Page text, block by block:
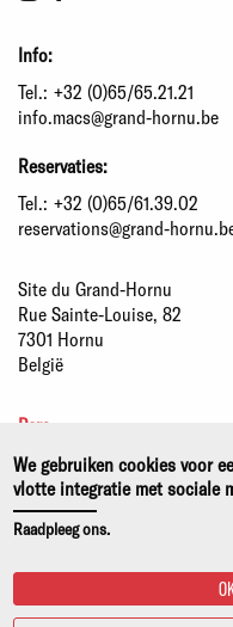
Info:
Tel.: +32 (0)65/65.21.21
info.macs@grand-hornu.be
Reservaties:
Tel.: +32 (0)65/61.39.02
reservations@grand-
Site du Grand-Hornu
Rue Sainte-Louise, 82
7301 Hornu
België
Pers
Duurzame ontwikkeling
Wettelijke kennisgeving
We gebruiken cookies voor
vlotte integratie met sociale
Raadpleeg ons.